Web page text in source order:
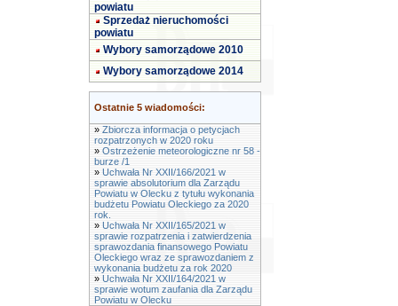
powiatu
Sprzedaż nieruchomości
powiatu
Wybory samorządowe 2010
Wybory samorządowe 2014
Ostatnie 5 wiadomości:
» Zbiorcza informacja o petycjach
rozpatrzonych w 2020 roku
» Ostrzeżenie meteorologiczne nr 58 -
burze /1
» Uchwała Nr XXII/166/2021 w
sprawie absolutorium dla Zarządu
Powiatu w Olecku z tytułu wykonania
budżetu Powiatu Oleckiego za 2020
rok.
» Uchwała Nr XXII/165/2021 w
sprawie rozpatrzenia i zatwierdzenia
sprawozdania finansowego Powiatu
Oleckiego wraz ze sprawozdaniem z
wykonania budżetu za rok 2020
» Uchwała Nr XXII/164/2021 w
sprawie wotum zaufania dla Zarządu
Powiatu w Olecku